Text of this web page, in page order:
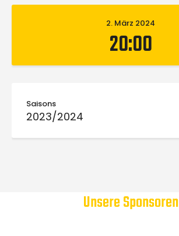
Unterstützen2. März 2024
20:00
Saisons
2023/2024
Unsere Sponsoren